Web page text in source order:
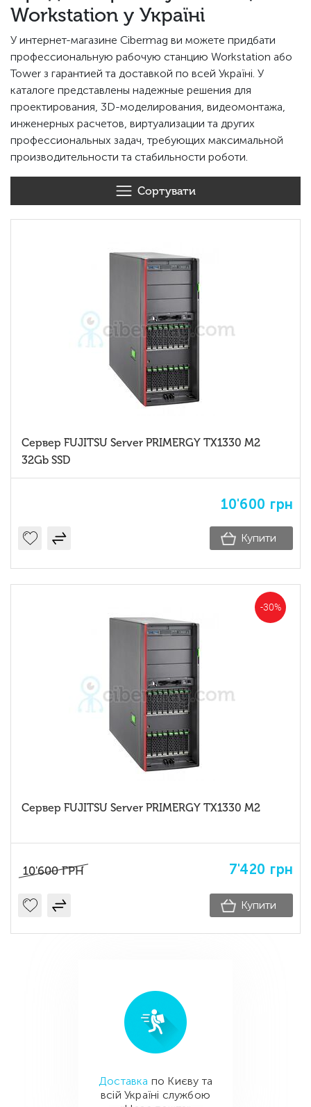
Workstation у Україні
У интернет-магазине Cibermag ви можете придбати
профессиональную рабочую станцию Workstation або
Tower з гарантией та доставкой по всей Україні. У
каталоге представлены надежные решения для
проектирования, 3D-моделирования, видеомонтажа,
инженерных расчетов, виртуализации та других
профессиональных задач, требующих максимальной
производительности та стабильности роботи.
Сортувати
Сервер FUJITSU Server PRIMERGY TX1330 M2
32Gb SSD
10'600 грн
Купити
-30%
Сервер FUJITSU Server PRIMERGY TX1330 M2
10'600 ГРН 7'420 грн
Купити
Доставка по Києву та
всій Україні службою